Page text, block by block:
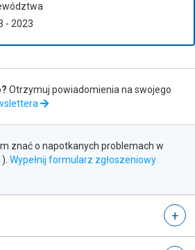
- 2023
Otrzymuj powiadomienia na swojego
znać o napotkanych problemach w
Wypełnij formularz zgłoszeniowy